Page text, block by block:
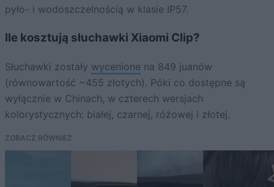
pyło- i wodoszczelnością w klasie IP57.
Ile kosztują słuchawki Xiaomi Clip?
Słuchawki zostały wycenione na 849 juanów
(równowartość ~455 złotych). Póki co dostępne są
wyłącznie w Chinach, w czterech wersjach
kolorystycznych: białej, czarnej, różowej i złotej.
ZOBACZ RÓWNIEŻ